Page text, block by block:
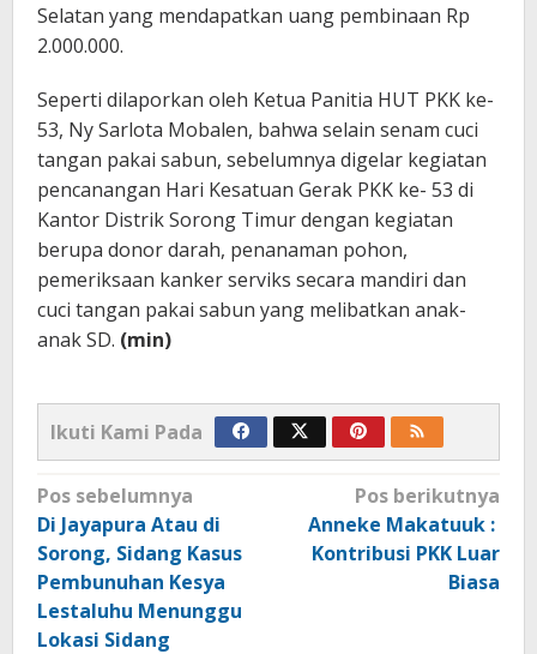
Selatan yang mendapatkan uang pembinaan Rp
2.000.000.
Seperti dilaporkan oleh Ketua Panitia HUT PKK ke-
53, Ny Sarlota Mobalen, bahwa selain senam cuci
tangan pakai sabun, sebelumnya digelar kegiatan
pencanangan Hari Kesatuan Gerak PKK ke- 53 di
Kantor Distrik Sorong Timur dengan kegiatan
berupa donor darah, penanaman pohon,
pemeriksaan kanker serviks secara mandiri dan
cuci tangan pakai sabun yang melibatkan anak-
anak SD. (min)
Ikuti Kami Pada
Navigasi
pos
Pos sebelumnya
Di Jayapura Atau di
Sorong, Sidang Kasus
Pembunuhan Kesya
Lestaluhu Menunggu
Lokasi Sidang
Pos berikutnya
Anneke Makatuuk :
Kontribusi PKK Luar
Biasa